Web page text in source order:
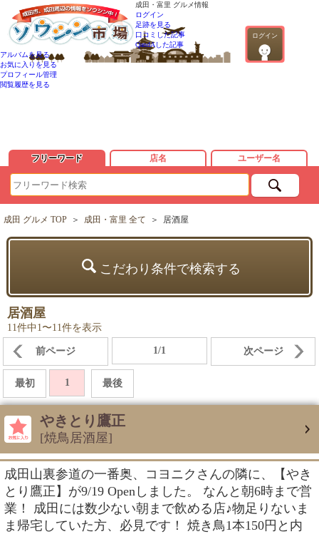
成田・富里 グルメ情報
ログイン
ログイン
足跡を見る
口コミした記事
QandAした記事
アルバムを見る
お気に入りを見る
プロフィール管理
閲覧履歴を見る
フリーワード 店名 ユーザー名
成田 グルメ TOP ＞ 成田・富里 全て ＞ 居酒屋
こだわり条件で検索する
居酒屋
11件中1〜11件を表示
前ページ 1/1 次ページ
最初 1 最後
やきとり鷹正
[焼鳥居酒屋]
成田山裏参道の一番奥、コヨニクさんの隣に、【やき
とり鷹正】が9/19 Openしました。 なんと朝6時まで営
業！ 成田には数少ない朝まで飲める店♪物足りないま
ま帰宅していた方、必見です！ 焼き鳥1本150円と内